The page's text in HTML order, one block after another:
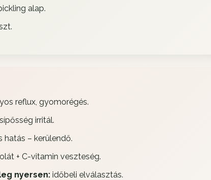
alap.
reflux, gyomorégés.
irritál.
– kerülendő.
+ C-vitamin veszteség.
nyersen:időbeli elválasztás.